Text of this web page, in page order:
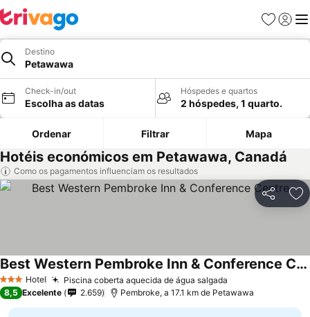
Favoritos
Iniciar
Destino
Petawawa
Check-in/out
Escolha as datas
Hóspedes e quartos
2 hóspedes, 1 quarto.
Ordenar Filtrar Mapa
Hotéis económicos em Petawawa, Canadá
Como os pagamentos influenciam os resultados
Partilhar
3 EstrelasHotel Piscina coberta aquecida de água salgada
Best Western Pembroke Inn & Conference Centre
Ver preços
8,5 Excelente 2.659 Pembroke, a 17.1 km de Petawawa